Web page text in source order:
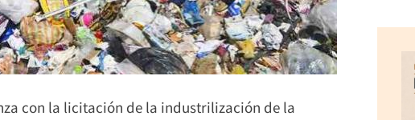
con la licitación de la industrilización de la